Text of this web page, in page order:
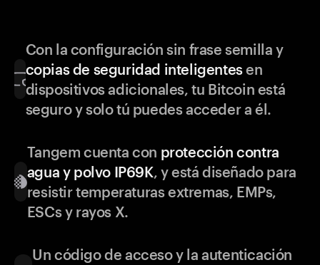
Con la configuración sin frase semilla y
copias de seguridad inteligentesen
dispositivos adicionales, tu Bitcoin está
seguro y solo tú puedes acceder a él.
Tangem cuenta con protección contra
agua y polvo IP69K, y está diseñado para
resistir temperaturas extremas, EMPs,
ESCs y rayos X.
Un código de acceso y la autenticación